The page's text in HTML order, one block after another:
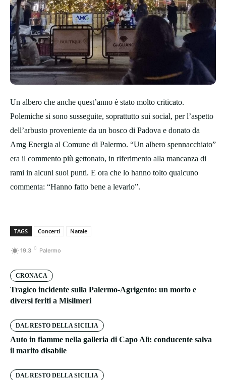
Un albero che anche quest’anno è stato molto criticato.
Polemiche si sono susseguite, soprattutto sui social, per l’aspetto
dell’arbusto proveniente da un bosco di Padova e donato da
Amg Energia al Comune di Palermo. “Un albero spennacchiato”
era il commento più gettonato, in riferimento alla mancanza di
rami in alcuni suoi punti. E ora che lo hanno tolto qualcuno
commenta: “Hanno fatto bene a levarlo”.
TAGS Concerti Natale
19.3 C Palermo
CRONACA
Tragico incidente sulla Palermo-Agrigento: un morto e
diversi feriti a Misilmeri
DAL RESTO DELLA SICILIA
Auto in fiamme nella galleria di Capo Alì: conducente salva
il marito disabile
DAL RESTO DELLA SICILIA